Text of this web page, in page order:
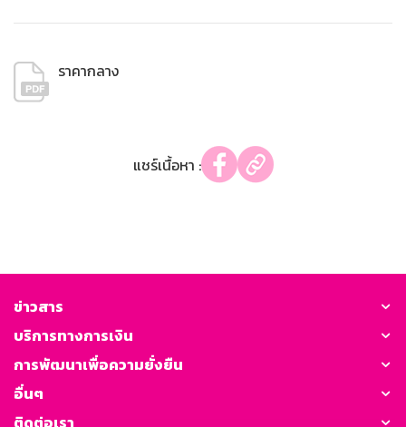
ราคากลาง
แชร์เนื้อหา :
ข่าวสาร
บริการทางการเงิน
การพัฒนาเพื่อความยั่งยืน
อื่นๆ